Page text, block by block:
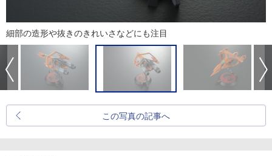
細部の造形や抜きのきれいさなどにも注目
この写真の記事へ